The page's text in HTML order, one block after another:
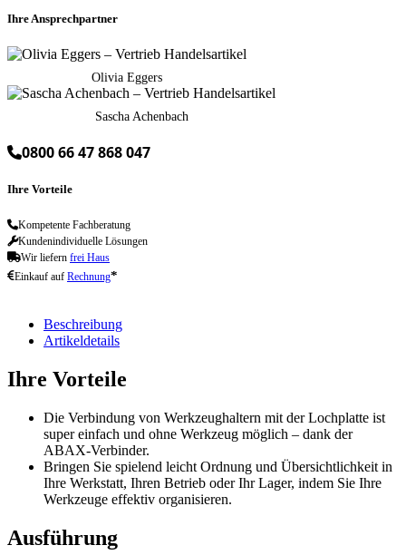
Ihre Ansprechpartner
Olivia Eggers
Sascha Achenbach
0800 66 47 868 047
Ihre Vorteile
Kompetente Fachberatung
Kundenindividuelle Lösungen
Wir liefern frei Haus
Einkauf auf Rechnung*
Beschreibung
Artikeldetails
Ihre Vorteile
Die Verbindung von Werkzeughaltern mit der Lochplatte ist
super einfach und ohne Werkzeug möglich – dank der
ABAX-Verbinder.
Bringen Sie spielend leicht Ordnung und Übersichtlichkeit in
Ihre Werkstatt, Ihren Betrieb oder Ihr Lager, indem Sie Ihre
Werkzeuge effektiv organisieren.
Ausführung